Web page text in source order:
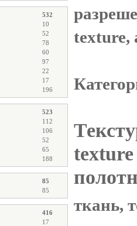
532
10
52
78
60
97
22
17
196
523
112
106
52
65
188
85
85
416
17
texture,
ткань,